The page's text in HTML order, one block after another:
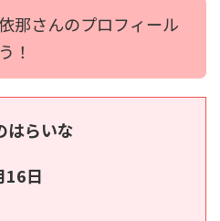
那さんのプロフィール
！
らいな
16日